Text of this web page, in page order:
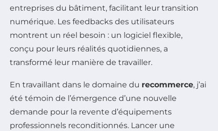
entreprises du bâtiment, facilitant leur transition
numérique. Les feedbacks des utilisateurs
montrent un réel besoin : un logiciel flexible,
conçu pour leurs réalités quotidiennes, a
transformé leur manière de travailler.
En travaillant dans le domaine du recommerce, j’ai
été témoin de l’émergence d’une nouvelle
demande pour la revente d’équipements
professionnels reconditionnés. Lancer une